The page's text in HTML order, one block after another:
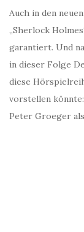
Auch in den
„Sherlock
garantiert. Und
in dieser Folge
diese
vorstellen
Peter Groeger